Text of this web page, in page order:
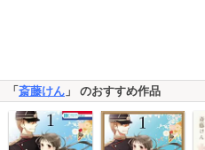
「 斎藤けん 」 のおすすめ作品